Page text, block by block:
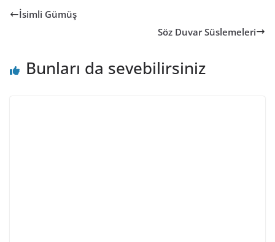
İsimli Gümüş
Söz Duvar Süslemeleri
Bunları da sevebilirsiniz